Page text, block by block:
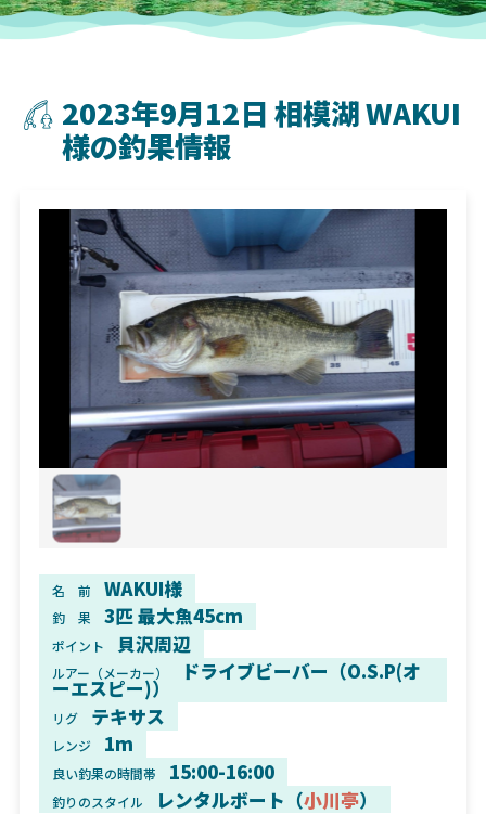
2023年9月12日 相模湖 WAKUI
様の釣果情報
名 前 WAKUI様
釣 果 3匹 最大魚45cm
ポイント 貝沢周辺
ルアー（メーカー） ドライブビーバー（O.S.P(オ
ーエスピー)）
リグ テキサス
レンジ 1m
良い釣果の時間帯 15:00-16:00
釣りのスタイル レンタルボート（小川亭）